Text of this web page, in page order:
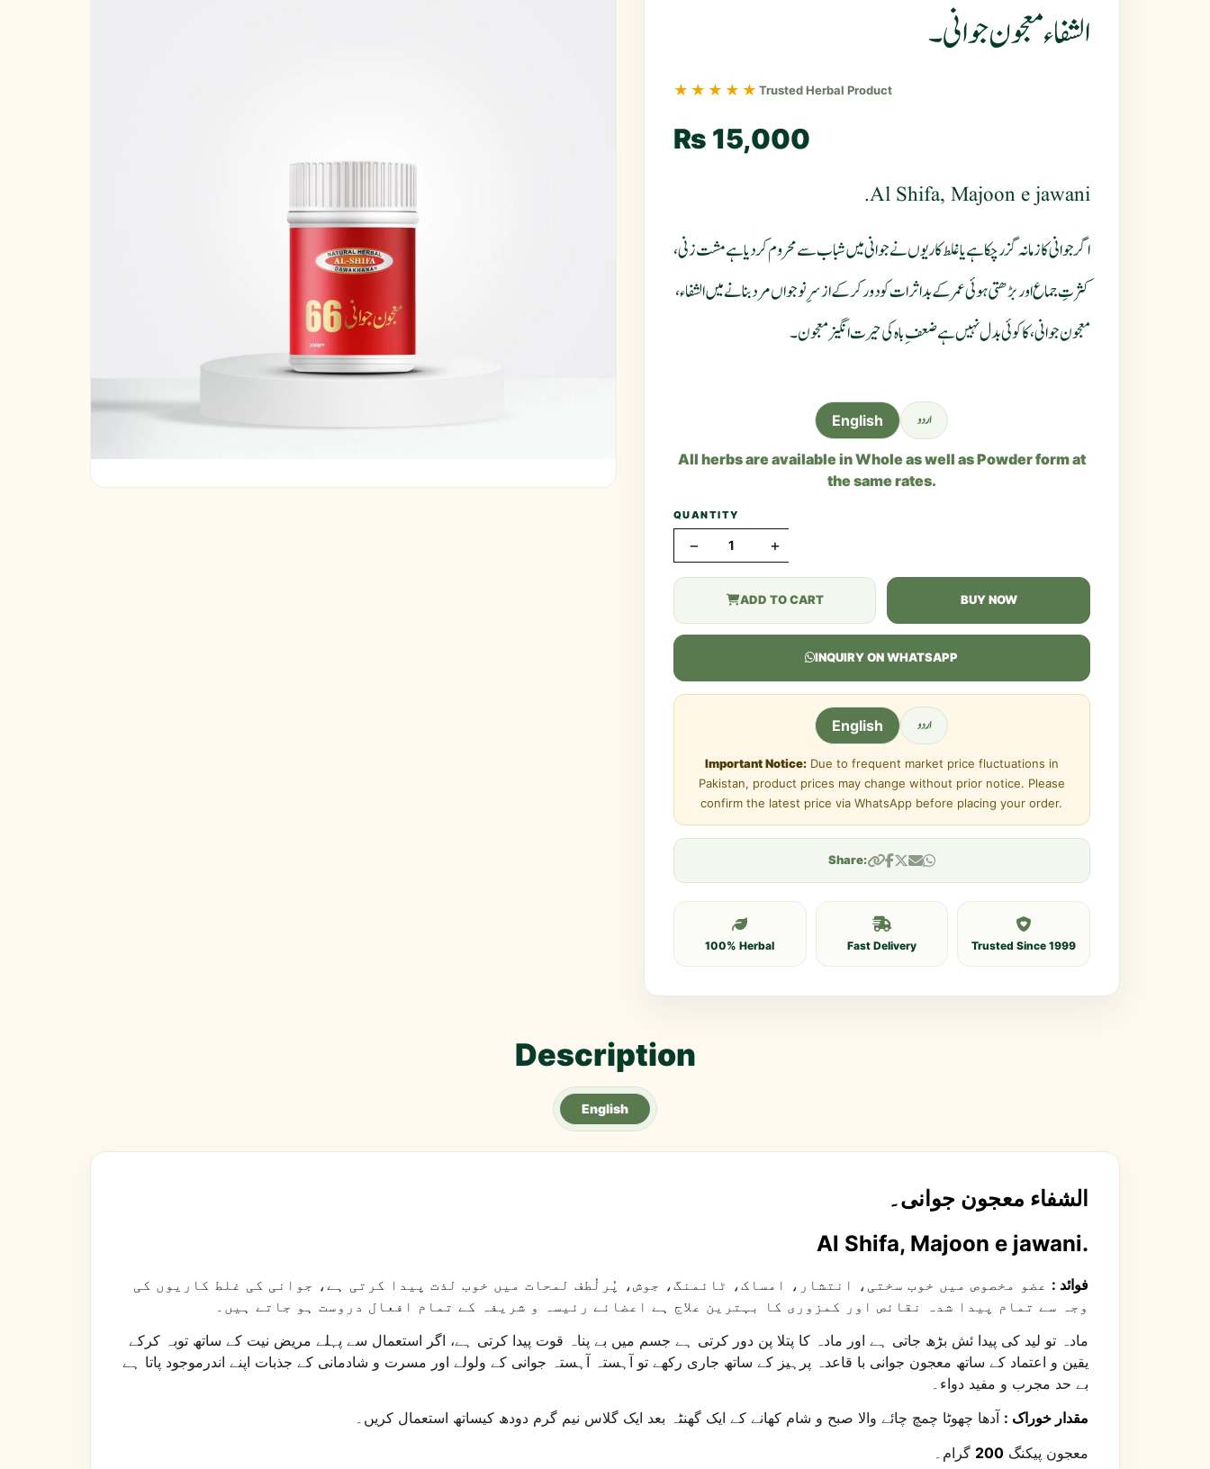
الشفاء معجون جوانی۔
★★★★★ Trusted Herbal Product
₨ 15,000
Al Shifa, Majoon e jawani.
اگر جوانی کا زمانہ گزر چکا ہے یا غلط کاریوں نے جوانی میں شباب سے محروم کردیا ہے مشت زنی،
کثرتِ جماع اور بڑھتی ہوئی عمر کے بداثرات کو دور کرکے از سرِنو جواں مرد بنانے میں الشفاء،
معجون جوانی، کا کوئی بدل نہیں ہے ضعفِ باہ کی حیرت انگیز معجون۔
English اردو
All herbs are available in Whole as well as Powder form at
the same rates.
QUANTITY
− +
ADD TO CART BUY NOW
INQUIRY ON WHATSAPP
English اردو
Important Notice:Due to frequent market price fluctuations in
Pakistan, product prices may change without prior notice. Please
confirm the latest price via WhatsApp before placing your order.
Share:
100% Herbal Fast Delivery Trusted Since 1999
Description
English
الشفاء معجون جوانی۔
Al Shifa, Majoon e jawani.
فوائد : عضو مخصوص میں خوب سختی، انتشار، امساک، ٹائمنگ، جوش، پُرلُطف لمحات میں خوب لذت پیدا کرتی ہے، جوانی کی غلط کاریوں کی
وجہ سے تمام پیدا شدہ نقائص اور کمزوری کا بہترین علاج ہے اعضائے رئیسہ و شریفہ کے تمام افعال دروست ہو جاتے ہیں۔
مادہ تو لید کی پیدا ئش بڑھ جاتی ہے اور مادہ کا پتلا پن دور کرتی ہے جسم میں بے پناہ قوت پیدا کرتی ہے، اگر استعمال سے پہلے مریض نیت کے ساتھ توبہ کرکے
یقین و اعتماد کے ساتھ معجون جوانی با قاعدہ پرہیز کے ساتھ جاری رکھے تو آہستہ آہستہ جوانی کے ولولے اور مسرت و شادمانی کے جذبات اپنے اندرموجود پاتا ہے
بے حد مجرب و مفید دواء۔
مقدار خوراک : آدھا چھوٹا چمچ چائے والا صبح و شام کھانے کے ایک گھنٹہ بعد ایک گلاس نیم گرم دودھ کیساتھ استعمال کریں۔
معجون پیکنگ 200 گرام۔